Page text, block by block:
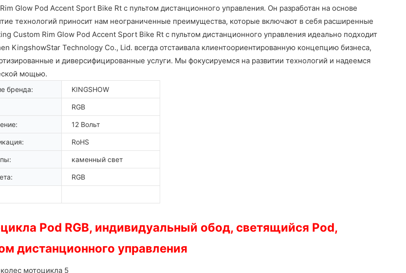
Glow Pod Accent Sport Bike Rt с пультом дистанционного управления. Он разработан на основе
технологий приносит нам неограниченные преимущества, которые включают в себя расширенные
Custom Rim Glow Pod Accent Sport Bike Rt с пультом дистанционного управления идеально подходит
KingshowStar Technology Co., Lid. всегда отстаивала клиентоориентированную концепцию бизнеса,
и диверсифицированные услуги. Мы фокусируемся на развитии технологий и надеемся
мощью.
бренда: KINGSHOW
RGB
12 Вольт
RoHS
каменный свет
RGB
Pod RGB, индивидуальный обод, светящийся Pod,
дистанционного управления